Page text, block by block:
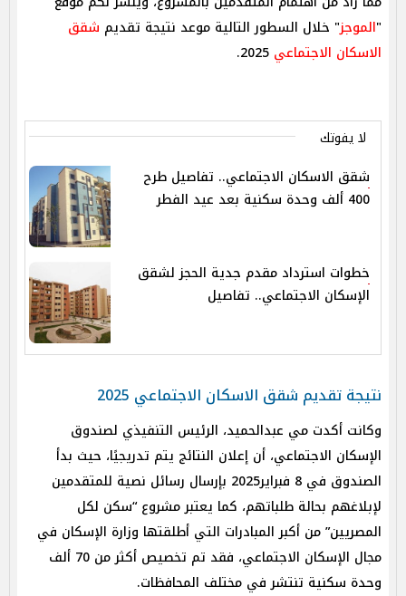
"الموجز" خلال السطور التالية موعد نتيجة تقديم شقق
الاسكان الاجتماعي
لا يفوتك
شقق الاسكان الاجتماعي.. تفاصيل طرح
400 ألف وحدة سكنية بعد عيد الفطر
خطوات استرداد مقدم جدية الحجز لشقق
الإسكان الاجتماعي.. تفاصيل
نتيجة تقديم شقق الاسكان الاجتماعي 2025
وكانت أكدت مي عبدالحميد، الرئيس التنفيذي لصندوق
الإسكان الاجتماعي، أن إعلان النتائج يتم تدريجيًا، حيث بدأ
الصندوق في 8 فبراير2025 بإرسال رسائل نصية للمتقدمين
لإبلاغهم بحالة طلباتهم، كما يعتبر مشروع “سكن لكل
المصريين” من أكبر المبادرات التي أطلقتها وزارة الإسكان في
مجال الإسكان الاجتماعي، فقد تم تخصيص أكثر من 70 ألف
وحدة سكنية تنتشر في مختلف المحافظات.